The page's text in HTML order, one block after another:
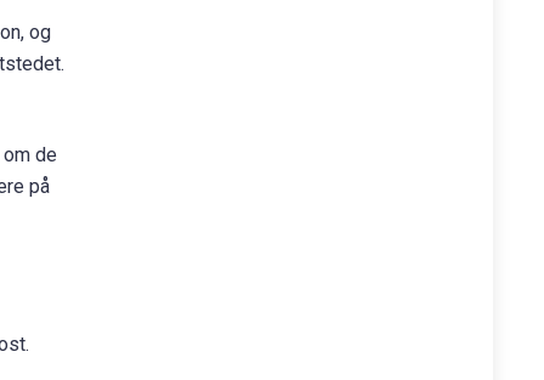
og
de
på